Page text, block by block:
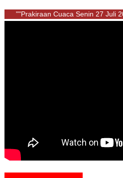
""Prakiraan Cuaca Senin 27 Juli